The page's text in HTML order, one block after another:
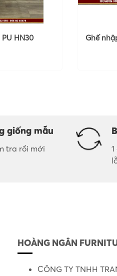
HN30 Ghế
giống mẫu
tra rồi mới
HOÀNG NGÂN
CÔNG TY TNHH